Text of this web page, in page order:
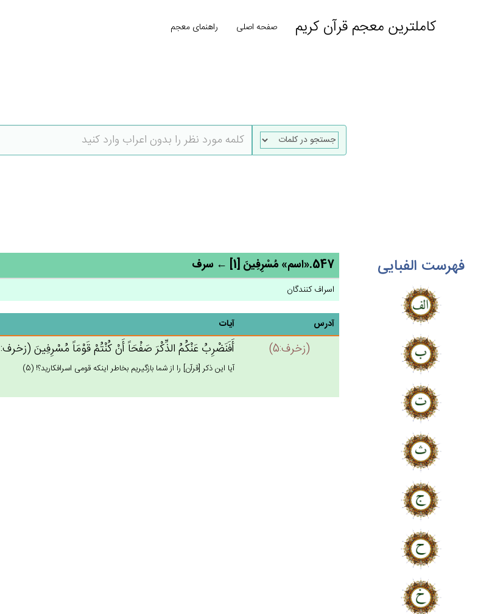
کاملترین معجم قرآن کریم صفحه اصلی راهنمای معجم
فهرست الفبایی 547.«اسم» مُسْرِفِين‌َ [1] ← سرف
اسراف کنندگان
آدرس آیات
(زخرف:5) أَفَنَضْرِب‌ُ عَنْكُم‌ُ الذِّكْرَ صَفْحَاً أَنْ‌ كُنْتُم‌ْ قَوْمَاً مُسْرِفِين‌َ (زخرف: 5)
آيا اين ذكر [قرآن‏] را از شما بازگيريم بخاطر اينكه قومى اسرافكاريد؟! (5)